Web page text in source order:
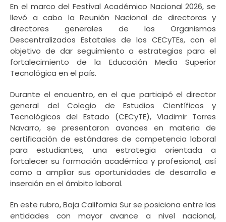
En el marco del Festival Académico Nacional 2026, se
llevó a cabo la Reunión Nacional de directoras y
directores generales de los Organismos
Descentralizados Estatales de los CECyTEs, con el
objetivo de dar seguimiento a estrategias para el
fortalecimiento de la Educación Media Superior
Tecnológica en el país.
Durante el encuentro, en el que participó el director
general del Colegio de Estudios Científicos y
Tecnológicos del Estado (CECyTE), Vladimir Torres
Navarro, se presentaron avances en materia de
certificación de estándares de competencia laboral
para estudiantes, una estrategia orientada a
fortalecer su formación académica y profesional, así
como a ampliar sus oportunidades de desarrollo e
inserción en el ámbito laboral.
En este rubro, Baja California Sur se posiciona entre las
entidades con mayor avance a nivel nacional,